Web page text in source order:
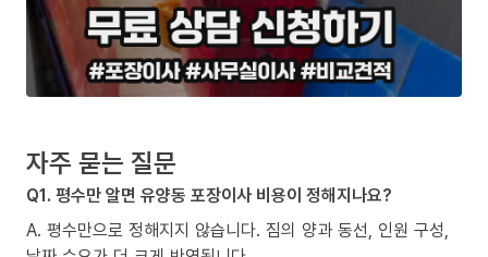
자주 묻는 질문
Q1. 평수만 알면 유양동 포장이사 비용이 정해지나요?
A. 평수만으로 정해지지 않습니다. 짐의 양과 동선, 인원 구성,